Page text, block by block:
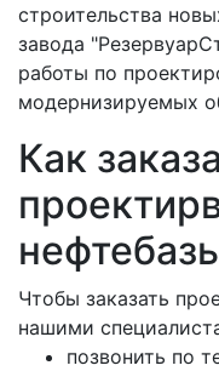
строительства
завода
работы по
модернизируемых
Как
Чтобы заказать
нашими
позвонить по